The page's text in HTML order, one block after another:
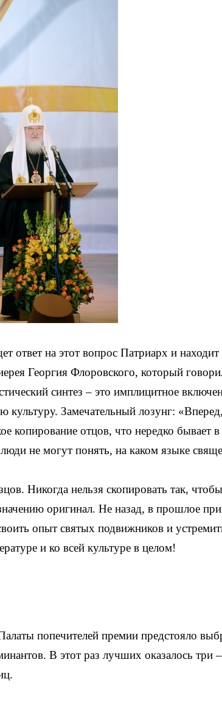
ответ на этот вопрос Патриарх и находит
Георгия Флоровского, который
синтез – это имплицитное
культуру. Замечательный лозунг:
копирование отцов, что нередко бывает
не могут понять, на каком языке
Никогда нельзя скопировать так, чтобы
оригинал. Не назад, в прошлое
опыт святых подвижников и
и ко всей культуре в целом!
попечителей премии предстояло
В этот раз лучших оказалось три –